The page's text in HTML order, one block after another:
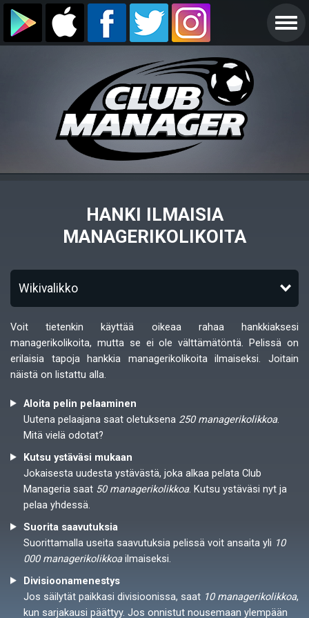
HANKI ILMAISIA
MANAGERIKOLIKOITA
Wikivalikko
Voit tietenkin käyttää oikeaa rahaa hankkiaksesi
managerikolikoita, mutta se ei ole välttämätöntä. Pelissä on
erilaisia tapoja hankkia managerikolikoita ilmaiseksi. Joitain
näistä on listattu alla.
Aloita pelin pelaaminen
Uutena pelaajana saat oletuksena 250 managerikolikkoa.
Mitä vielä odotat?
Kutsu ystäväsi mukaan
Jokaisesta uudesta ystävästä, joka alkaa pelata Club
Manageria saat 50 managerikolikkoa. Kutsu ystäväsi nyt ja
pelaa yhdessä.
Suorita saavutuksia
Suorittamalla useita saavutuksia pelissä voit ansaita yli 10
000 managerikolikkoailmaiseksi.
Divisioonamenestys
Jos säilytät paikkasi divisioonissa, saat 10 managerikolikkoa,
kun sarjakausi päättyy. Jos onnistut nousemaan ylempään